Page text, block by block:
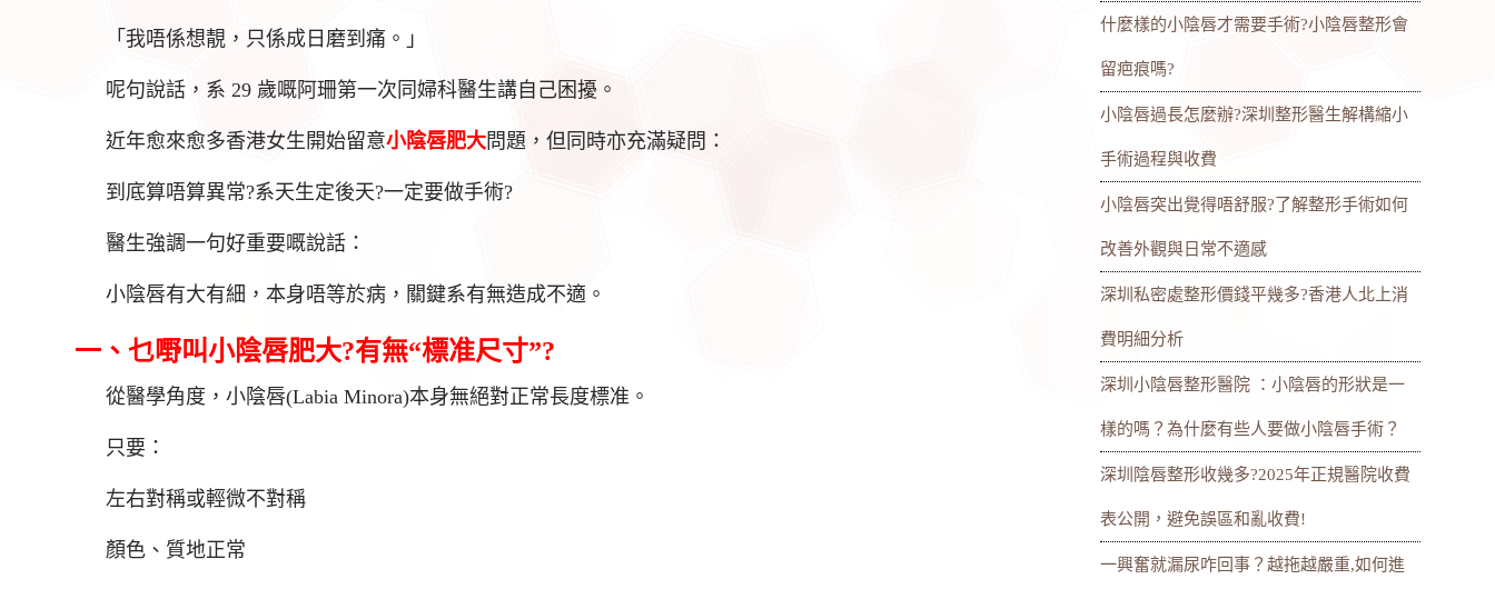
「我唔係想靚，只係成日磨到痛。」
呢句說話，系 29 歲嘅阿珊第一次同婦科醫生講自己困擾。
近年愈來愈多香港女生開始留意小陰唇肥大問題，但同時亦充滿疑問：
到底算唔算異常?系天生定後天?一定要做手術?
醫生強調一句好重要嘅說話：
小陰唇有大有細，本身唔等於病，關鍵系有無造成不適。
一、乜嘢叫小陰唇肥大?有無“標准尺寸”?
從醫學角度，小陰唇(Labia Minora)本身無絕對正常長度標准。
只要：
左右對稱或輕微不對稱
顏色、質地正常
什麼樣的小陰唇才需要手術?小陰唇整形會
留疤痕嗎?
小陰唇過長怎麼辦?深圳整形醫生解構縮小
手術過程與收費
小陰唇突出覺得唔舒服?了解整形手術如何
改善外觀與日常不適感
深圳私密處整形價錢平幾多?香港人北上消
費明細分析
深圳小陰唇整形醫院 ：小陰唇的形狀是一
樣的嗎？為什麼有些人要做小陰唇手術？
深圳陰唇整形收幾多?2025年正規醫院收費
表公開，避免誤區和亂收費!
一興奮就漏尿咋回事？越拖越嚴重,如何進